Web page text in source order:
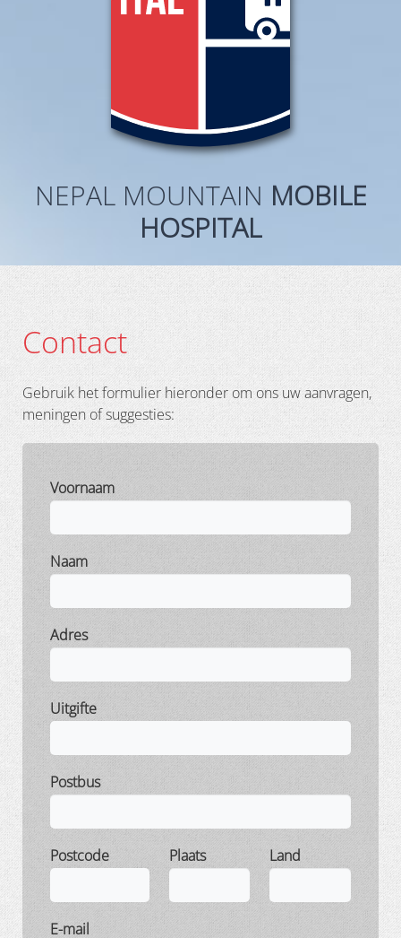
NEPAL MOUNTAIN MOBILE
HOSPITAL
Contact
Gebruik het formulier hieronder om ons uw aanvragen,
meningen of suggesties:
Voornaam
Naam
Adres
Uitgifte
Postbus
Postcode Plaats Land
E-mail